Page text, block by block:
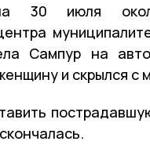
30 июля
Сампур на
и скрылся с